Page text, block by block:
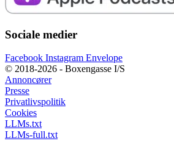
Sociale medier
Facebook Instagram Envelope
© 2018-2026 - Boxengasse I/S
Annoncører
Presse
Privatlivspolitik
Cookies
LLMs.txt
LLMs-full.txt